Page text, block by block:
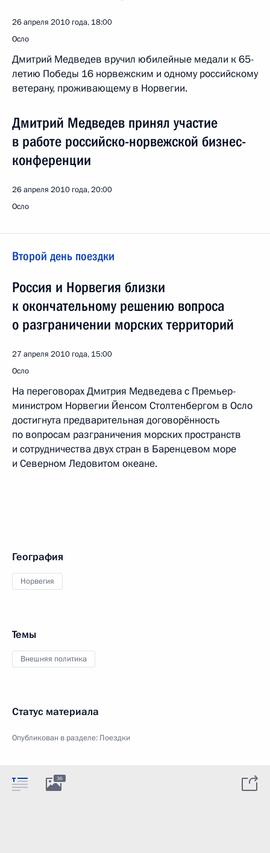
26 апреля 2010 года, 18:00
Осло
Дмитрий Медведев вручил юбилейные медали к 65-
летию Победы 16 норвежским и одному российскому
ветерану, проживающему в Норвегии.
Дмитрий Медведев принял участие
в работе российско-норвежской бизнес-
конференции
26 апреля 2010 года, 20:00
Осло
Второй день поездки
Россия и Норвегия близки
к окончательному решению вопроса
о разграничении морских территорий
27 апреля 2010 года, 15:00
Осло
На переговорах Дмитрия Медведева с Премьер-
министром Норвегии Йенсом Столтенбергом в Осло
достигнута предварительная договорённость
по вопросам разграничения морских пространств
и сотрудничества двух стран в Баренцевом море
и Северном Ледовитом океане.
География
Норвегия
Темы
Внешняя политика
Статус материала
Опубликован в разделе: Поездки
36